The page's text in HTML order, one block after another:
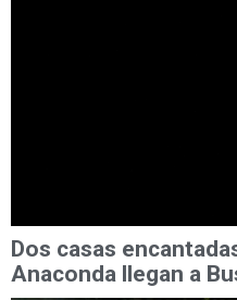
Dos casas
Anaconda llegan a